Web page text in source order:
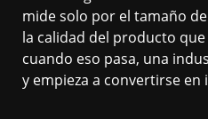
mide solo por el tamaño
la calidad del producto
cuando eso pasa, una
y empieza a convertirse